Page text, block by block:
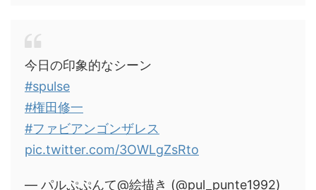
今日の印象的なシーン
#spulse
#権田修一
#ファビアンゴンザレス
pic.twitter.com/3OWLgZsRto
— パルぷぷんて@絵描き (@pul_punte1992)